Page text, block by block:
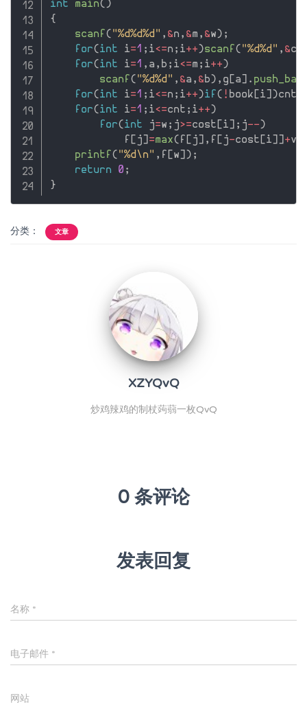
int main()
{
scanf ( "%d%d%d" , &n , &m , &w) ;
for(int i=1 ; i<=n ; i++)scanf ( "%d%d" , &c
for(int i=1 , a , b ; i<=m ; i++)
scanf ( "%d%d" , &a , &b) , g [a] .
for(int i=1 ; i<=n ; i++)if ( ! book [i] )cnt
for(int i=1 ; i<=cnt ; i++)
for(int j=w ; j>=cost [i] ; j--)
            f
[ j] =max( f [ j] , f [ j-cost [i] ] +
printf ( "%d\n" , f [w] ) ;
return
0 ;
}
分类： 文章
XZYQvQ
炒鸡辣鸡的制杖蒟蒻一枚QvQ
0 条评论
发表回复
名称 *
电子邮件 *
网站